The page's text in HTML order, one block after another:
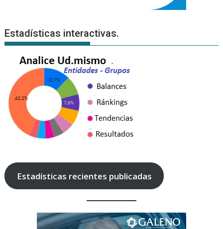
Estadísticas interactivas.
Estadísticas recientes publicadas